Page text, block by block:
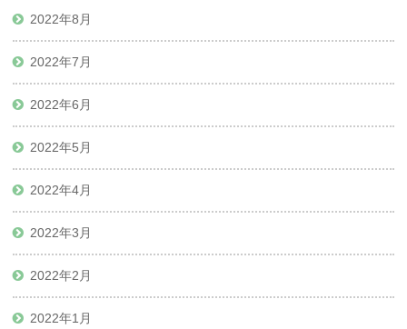
2022年8月
2022年7月
2022年6月
2022年5月
2022年4月
2022年3月
2022年2月
2022年1月